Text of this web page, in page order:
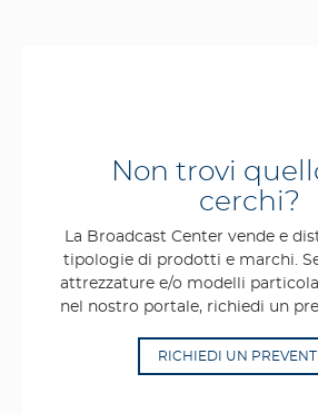
Non trovi
cerchi?
La Broadcast Center vende e
tipologie di prodotti e marchi.
attrezzature e/o modelli
nel nostro portale, richiedi un
RICHIEDI UN